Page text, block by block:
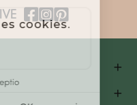


des cookies.